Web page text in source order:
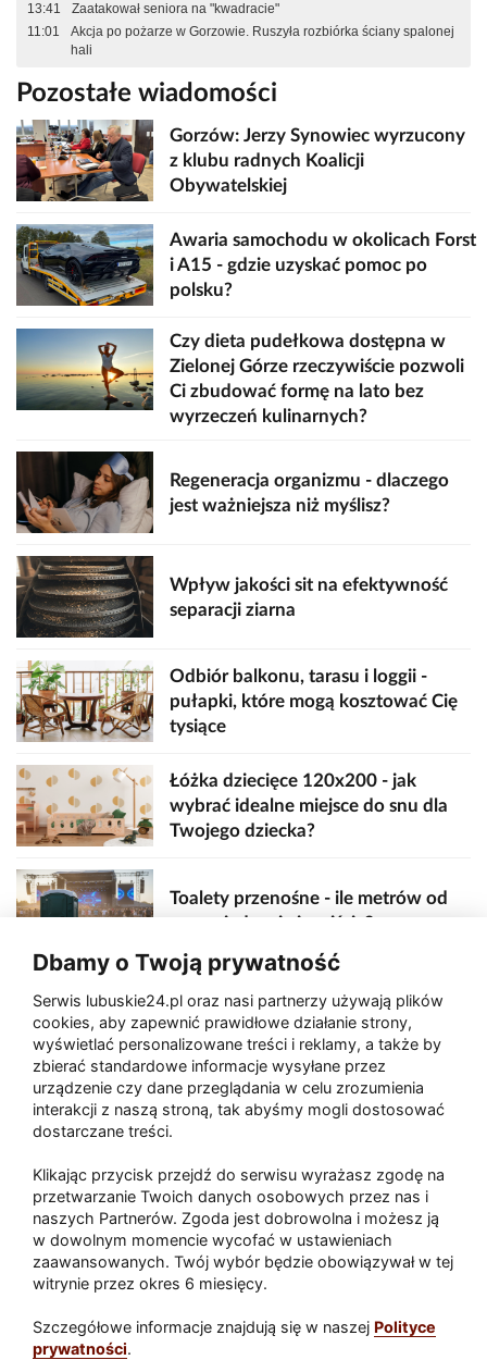
13:41
Zaatakował seniora na "kwadracie"
11:01
Akcja po pożarze w Gorzowie. Ruszyła rozbiórka ściany spalonej
hali
Pozostałe wiadomości
Gorzów: Jerzy Synowiec wyrzucony
z klubu radnych Koalicji
Obywatelskiej
Awaria samochodu w okolicach Forst
i A15 - gdzie uzyskać pomoc po
polsku?
Czy dieta pudełkowa dostępna w
Zielonej Górze rzeczywiście pozwoli
Ci zbudować formę na lato bez
wyrzeczeń kulinarnych?
Regeneracja organizmu - dlaczego
jest ważniejsza niż myślisz?
Wpływ jakości sit na efektywność
separacji ziarna
Odbiór balkonu, tarasu i loggii -
pułapki, które mogą kosztować Cię
tysiące
Łóżka dziecięce 120x200 - jak
wybrać idealne miejsce do snu dla
Twojego dziecka?
Toalety przenośne - ile metrów od
sceny, jedzenia i wejścia?
Zaatakował seniora na "kwadracie"
Akcja po pożarze w Gorzowie.
Ruszyła rozbiórka ściany spalonej
Paliwa
Raport Dodaj raport
Sport
Dbamy o Twoją prywatność
Serwis lubuskie24.pl oraz nasi partnerzy używają plików
cookies, aby zapewnić prawidłowe działanie strony,
wyświetlać personalizowane treści i reklamy, a także by
zbierać standardowe informacje wysyłane przez
urządzenie czy dane przeglądania w celu zrozumienia
interakcji z naszą stroną, tak abyśmy mogli dostosować
dostarczane treści.
Klikając przycisk przejdź do serwisu wyrażasz zgodę na
przetwarzanie Twoich danych osobowych przez nas i
naszych Partnerów. Zgoda jest dobrowolna i możesz ją
w dowolnym momencie wycofać w ustawieniach
zaawansowanych. Twój wybór będzie obowiązywał w tej
witrynie przez okres 6 miesięcy.
Szczegółowe informacje znajdują się w naszej Polityce
prywatności.